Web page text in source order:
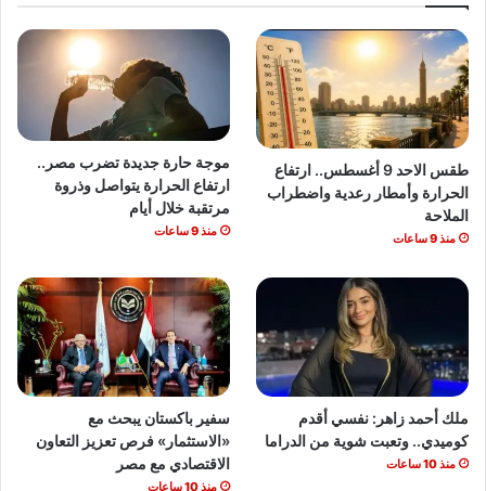
طقس الاحد 9 أغسطس.. ارتفاع
الحرارة وأمطار رعدية واضطراب
الملاحة
منذ 9 ساعات
موجة حارة جديدة تضرب مصر..
ارتفاع الحرارة يتواصل وذروة
مرتقبة خلال أيام
منذ 9 ساعات
ملك أحمد زاهر: نفسي أقدم
كوميدي.. وتعبت شوية من الدراما
منذ 10 ساعات
سفير باكستان يبحث مع
«الاستثمار» فرص تعزيز التعاون
الاقتصادي مع مصر
منذ 10 ساعات